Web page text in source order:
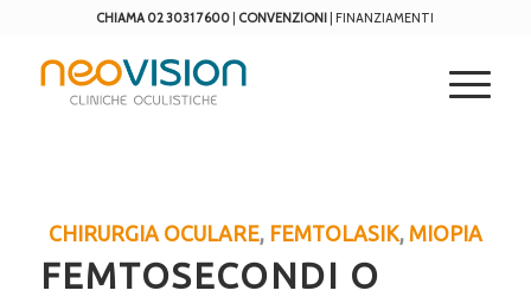
CHIAMA 02 3031 7600 CONVENZIONI FINANZIAMENTI
CHIRURGIA OCULARE, FEMTOLASIK, MIOPIA
FEMTOSECONDI O